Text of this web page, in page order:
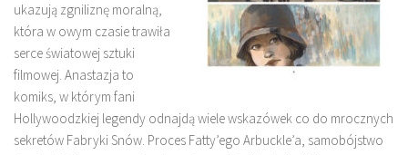
ukazują zgniliznę moralną,
która w owym czasie trawiła
serce światowej sztuki
filmowej. Anastazja to
komiks, w którym fani
Hollywoodzkiej legendy odnajdą wiele wskazówek co do mrocznych
sekretów Fabryki Snów. Proces Fatty’ego Arbuckle’a, samobójstwo